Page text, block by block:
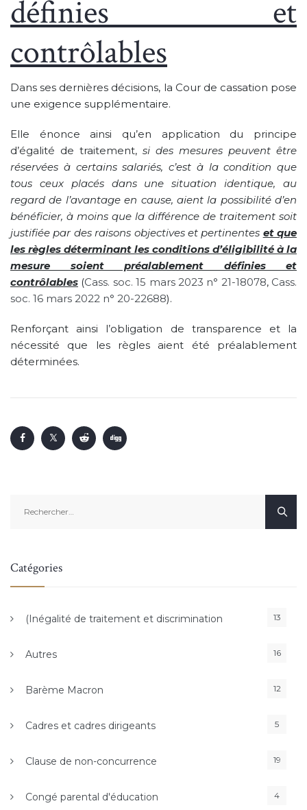
définies et
contrôlables
Dans ses dernières décisions, la Cour de cassation pose
une exigence supplémentaire.
Elle énonce ainsi qu’en application du principe
d’égalité de traitement, si des mesures peuvent être
réservées à certains salariés, c’est à la condition que
tous ceux placés dans une situation identique, au
regard de l’avantage en cause, aient la possibilité d’en
bénéficier, à moins que la différence de traitement soit
justifiée par des raisons objectives et pertinentes et que
les règles déterminant les conditions d’éligibilité à la
mesure soient préalablement définies et
contrôlables (Cass. soc. 15 mars 2023 n° 21-18078, Cass.
soc. 16 mars 2022 n° 20-22688).
Renforçant ainsi l’obligation de transparence et la
nécessité que les règles aient été préalablement
déterminées.
Catégories
(Inégalité de traitement et discrimination 13
Autres 16
Barème Macron 12
Cadres et cadres dirigeants 5
Clause de non-concurrence 19
Congé parental d'éducation 4